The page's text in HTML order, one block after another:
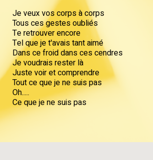
Je veux vos corps à corps
Tous ces gestes oubliés
Te retrouver encore
Tel que je t'avais tant aimé
Dans ce froid dans ces cendres
Je voudrais rester là
Juste voir et comprendre
Tout ce que je ne suis pas
Oh.....
Ce que je ne suis pas